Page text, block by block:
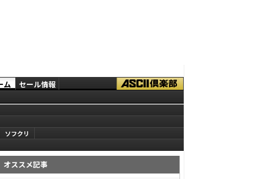
ム セール情報
ソフクリ
オススメ記事